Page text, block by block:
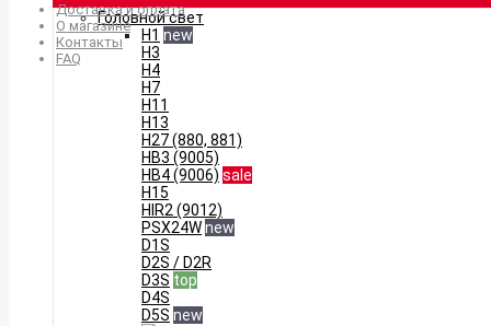
Доставка и оплата
О магазине
Контакты
FAQ
Головной свет
H1 new
H3
H4
H7
H11
H13
H27 (880, 881)
HB3 (9005)
HB4 (9006) sale
H15
HIR2 (9012)
PSX24Wnew
D1S
D2S / D2R
D3S top
D4S
D5S new